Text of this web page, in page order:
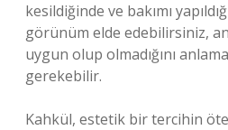
kesildiğinde ve bakımı
görünüm elde edebilirsiniz,
uygun olup olmadığını
gerekebilir.
Kahkül, estetik bir tercihin